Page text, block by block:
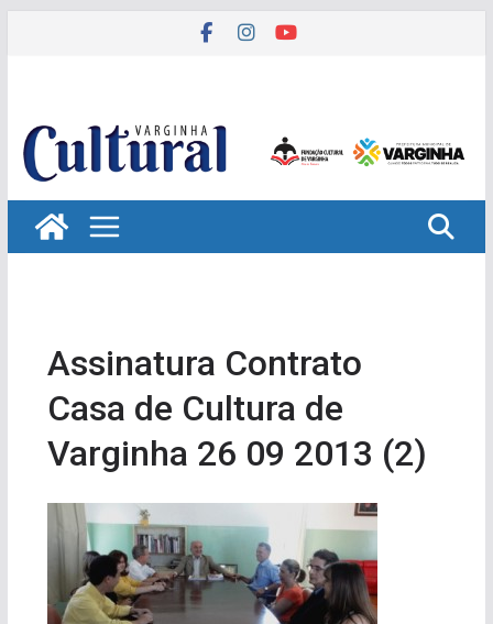
Assinatura Contrato
Casa de Cultura de
Varginha 26 09 2013 (2)